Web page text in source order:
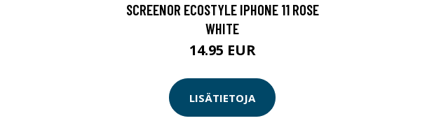
SCREENOR ECOSTYLE IPHONE 11 ROSE
WHITE
14.95 EUR
LISÄTIETOJA